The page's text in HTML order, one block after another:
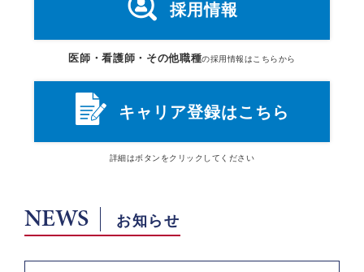
採用情報
医師・看護師・その他職種の採用情報はこちらから
キャリア登録はこちら
詳細はボタン をクリックしてください
NEWS お知らせ